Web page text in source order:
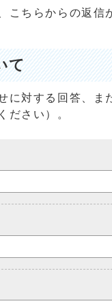
こちらからの返
て
に対する回答、
ださい）。